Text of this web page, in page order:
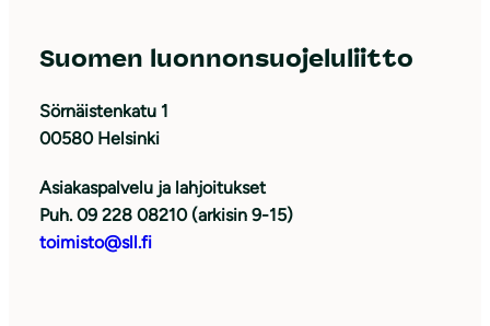
Suomen luonnonsuojeluliitto
Sörnäistenkatu 1
00580 Helsinki
Asiakaspalvelu ja lahjoitukset
Puh. 09 228 08210 (arkisin 9-15)
toimisto@sll.fi